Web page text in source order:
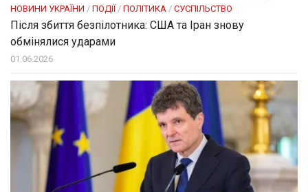
НОВИНИ УКРАЇНИ / ПОДІЇ/ ПОЛІТИКА / СУСПІЛЬСТВО
Після збиття безпілотника: США та Іран знову
обмінялися ударами
01.06.2026